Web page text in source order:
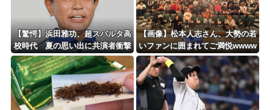
日本旅行キャンセルすべきか…1万年ぶり史上最大級の火山の兆し＝韓国の反応
更新中止のお知らせ
海外「おめでとうタキ！」リヴァプール南野がバースデーゴール！！
【驚愕】浜田雅功、超スパルタ高
校時代 夏の思い出に共演者衝撃
「ええ？」「それはかわいそう」
【画像】松本人志さん、大勢の若
いファンに囲まれてご満悦wwww
wwwwwwwwww